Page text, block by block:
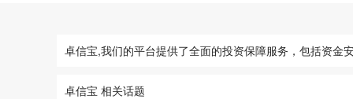
卓信宝,我们的平台提供了全面的投资保障服务，包括资金
卓信宝 相关话题